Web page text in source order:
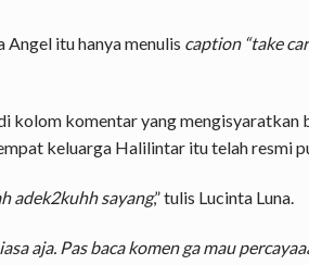
Angel itu hanya menulis caption “take
kolom komentar yang mengisyaratkan
keluarga Halilintar itu telah resmi
adek2kuhh sayang,” tulis Lucinta Luna.
aja. Pas baca komen ga mau